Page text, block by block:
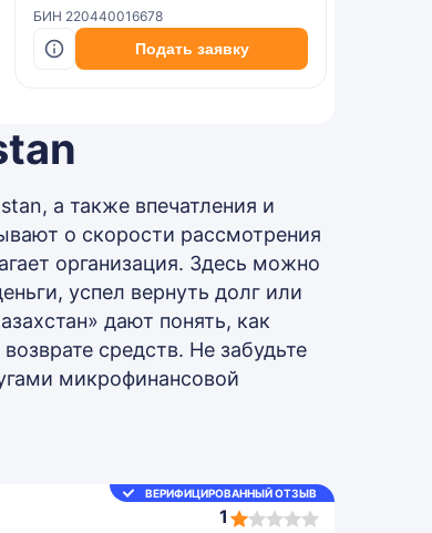
БИН 220440016678
Подать заявку
а также впечатления и
о скорости рассмотрения
организация. Здесь можно
успел вернуть долг или
дают понять, как
средств. Не забудьте
микрофинансовой
ВЕРИФИЦИРОВАННЫЙ ОТЗЫВ
1
1,0